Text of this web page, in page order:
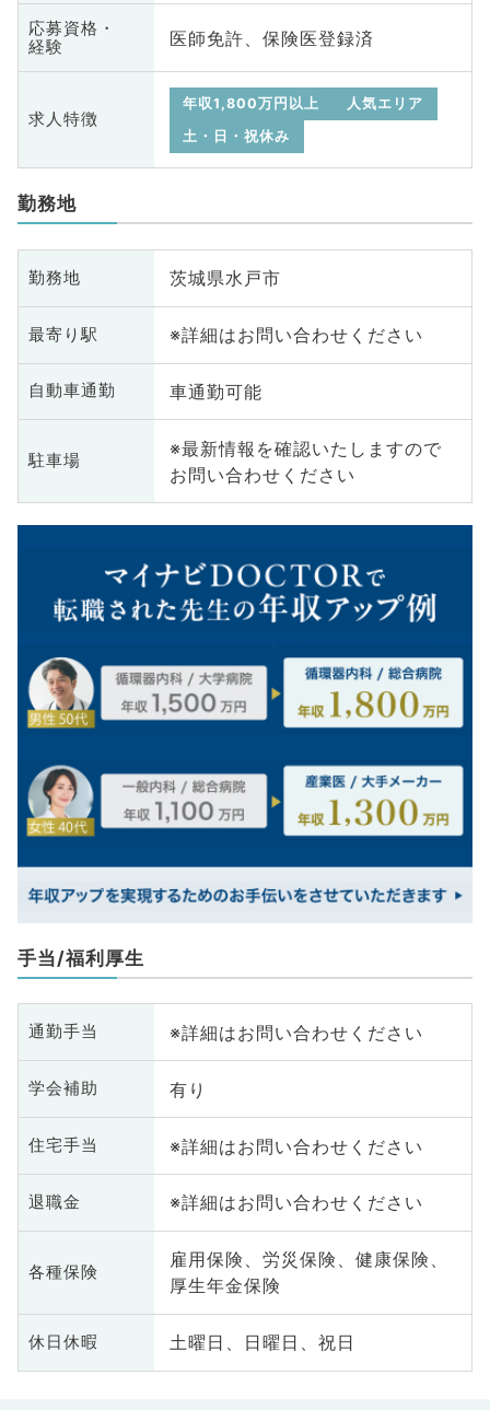
応募資格・
経験
医師免許、保険医登録済
求人特徴
年収1,800万円以上
人気エリア
土・日・祝休み
勤務地
勤務地 茨城県水戸市
最寄り駅 ※詳細はお問い合わせください
自動車通勤 車通勤可能
駐車場
※最新情報を確認いたしますので
お問い合わせください
手当/福利厚生
通勤手当 ※詳細はお問い合わせください
学会補助 有り
住宅手当 ※詳細はお問い合わせください
退職金 ※詳細はお問い合わせください
各種保険
雇用保険、労災保険、健康保険、
厚生年金保険
休日休暇 土曜日、日曜日、祝日